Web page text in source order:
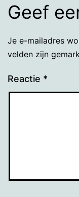
Geef
Je e-mailadres
velden zijn
Reactie *